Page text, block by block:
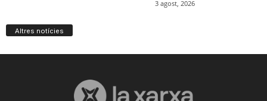
Altres notícies